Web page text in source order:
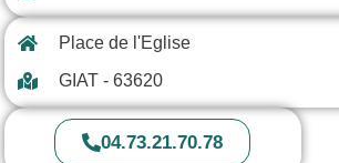
Place de l'Eglise
GIAT - 63620
04.73.21.70.78